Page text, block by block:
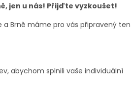
jen u nás! Přijďte vyzkoušet!
a Brně máme pro vás připravený ten
abychom splnili vaše individuální